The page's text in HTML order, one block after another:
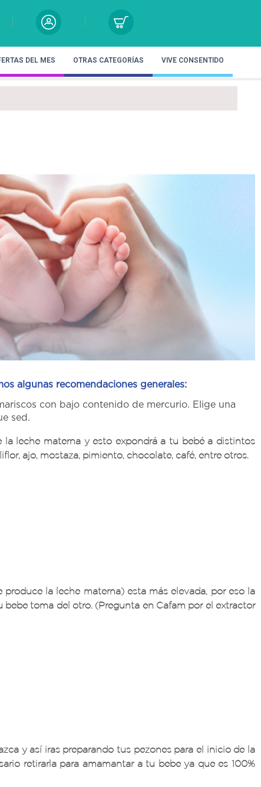
DEL MES OTRAS CATEGORÍAS VIVE CONSENTIDO
algunas recomendaciones generales:
con bajo contenido de mercurio. Elige una
sed.
leche materna y esto expondrá a tu bebé a distintos
ajo, mostaza, pimiento, chocolate, café, entre otros.
la leche materna) esta más elevada, por eso la
toma del otro. (Pregunta en Cafam por el extractor
y así iras preparando tus pezones para el inicio de la
retirarla para amamantar a tu bebe ya que es 100%